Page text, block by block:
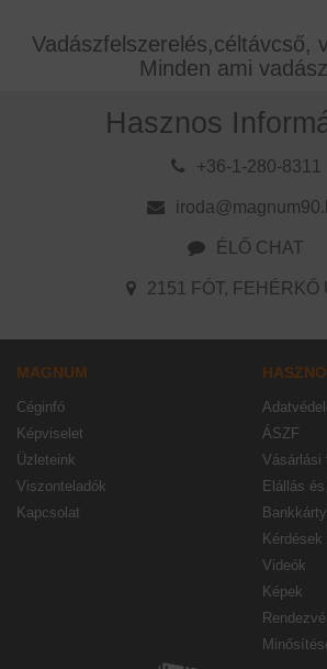
Vadászfelszerelés,céltávcső,
Minden ami
Hasznos
+36-1-280-8311
ÉLŐ CHAT
2151 FÓT, FEHÉRKŐ
MAGNUM
Céginfó
Képviselet
Üzleteink
Viszonteladók
Kapcsolat
ÁSZF
Vásárlási
Elállás
Videók
Képek